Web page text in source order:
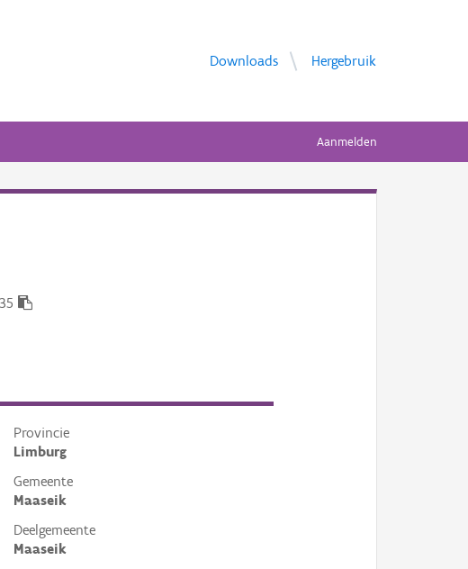
Downloads Hergebruik
Aanmelden
Provincie
Limburg
Gemeente
Maaseik
Deelgemeente
Maaseik